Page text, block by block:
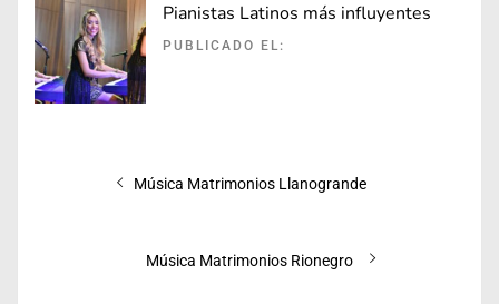
Pianistas Latinos más influyentes
PUBLICADO EL:
Entrada
Música Matrimonios Llanogrande
Entrada
Música Matrimonios Rionegro